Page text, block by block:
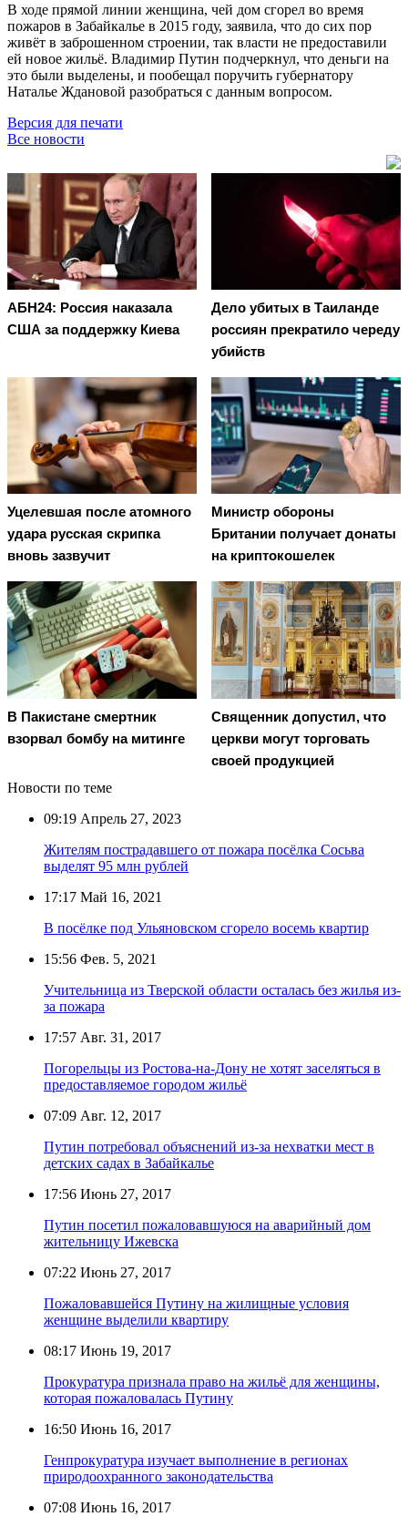
В ходе прямой линии женщина, чей дом сгорел во время
пожаров в Забайкалье в 2015 году, заявила, что до сих пор
живёт в заброшенном строении, так власти не предоставили
ей новое жильё. Владимир Путин подчеркнул, что деньги на
это были выделены, и пообещал поручить губернатору
Наталье Ждановой разобраться с данным вопросом.
Версия для печати
Все новости
АБН24: Россия наказала
США за поддержку Киева
Дело убитых в Таиланде
россиян прекратило череду
убийств
Уцелевшая после атомного
удара русская скрипка
вновь зазвучит
Министр обороны
Британии получает донаты
на криптокошелек
В Пакистане смертник
взорвал бомбу на митинге
Священник допустил, что
церкви могут торговать
своей продукцией
Новости по теме
09:19 Апрель 27, 2023
Жителям пострадавшего от пожара посёлка Сосьва
выделят 95 млн рублей
17:17 Май 16, 2021
В посёлке под Ульяновском сгорело восемь квартир
15:56 Фев. 5, 2021
Учительница из Тверской области осталась без жилья из-
за пожара
17:57 Авг. 31, 2017
Погорельцы из Ростова-на-Дону не хотят заселяться в
предоставляемое городом жильё
07:09 Авг. 12, 2017
Путин потребовал объяснений из-за нехватки мест в
детских садах в Забайкалье
17:56 Июнь 27, 2017
Путин посетил пожаловавшуюся на аварийный дом
жительницу Ижевска
07:22 Июнь 27, 2017
Пожаловавшейся Путину на жилищные условия
женщине выделили квартиру
08:17 Июнь 19, 2017
Прокуратура признала право на жильё для женщины,
которая пожаловалась Путину
16:50 Июнь 16, 2017
Генпрокуратура изучает выполнение в регионах
природоохранного законодательства
07:08 Июнь 16, 2017